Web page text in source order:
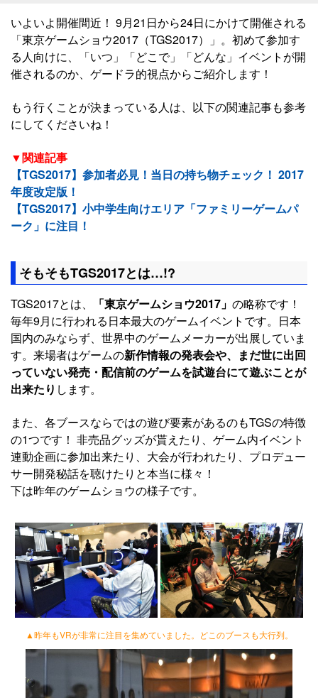
いよいよ開催間近！ 9月21日から24日にかけて開催される
「東京ゲームショウ2017（TGS2017）」。初めて参加す
る人向けに、「いつ」「どこで」「どんな」イベントが開
催されるのか、ゲードラ的視点からご紹介します！
もう行くことが決まっている人は、以下の関連記事も参考
にしてくださいね！
▼関連記事
【TGS2017】参加者必見！当日の持ち物チェック！ 2017
年度改定版！
【TGS2017】小中学生向けエリア「ファミリーゲームパ
ーク」に注目！
そもそもTGS2017とは…!?
TGS2017とは、 「東京ゲームショウ2017」 の略称です！
毎年9月に行われる日本最大のゲームイベントです。日本
国内のみならず、世界中のゲームメーカーが出展していま
す。来場者はゲームの新作情報の発表会や、まだ世に出回
っていない発売・配信前のゲームを試遊台にて遊ぶことが
出来たり します。
また、各ブースならではの遊び要素があるのもTGSの特徴
の1つです！ 非売品グッズが貰えたり、ゲーム内イベント
連動企画に参加出来たり、大会が行われたり、プロデュー
サー開発秘話を聴けたりと本当に様々！
下は昨年のゲームショウの様子です。
▲昨年もVRが非常に注目を集めていました。どこのブースも大行列。